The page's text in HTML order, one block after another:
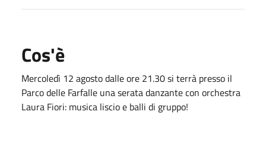
Cos'è
Mercoledì 12 agosto dalle ore 21.30 si terrà presso il
Parco delle Farfalle una serata danzante con orchestra
Laura Fiori: musica liscio e balli di gruppo!